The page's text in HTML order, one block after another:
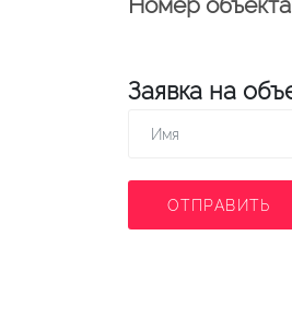
Заявка на
ОТПРАВИТЬ